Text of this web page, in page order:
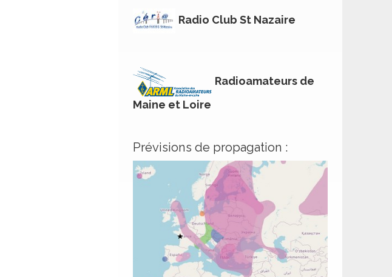
Radio Club St Nazaire
Radioamateurs de
Maine et Loire
Prévisions de propagation :